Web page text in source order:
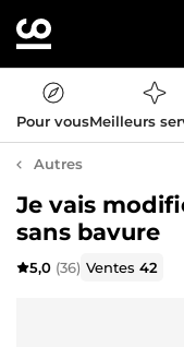
Pour vousMeilleurs
Autres
Je vais
sans bavure
5,0 (36) Ventes42